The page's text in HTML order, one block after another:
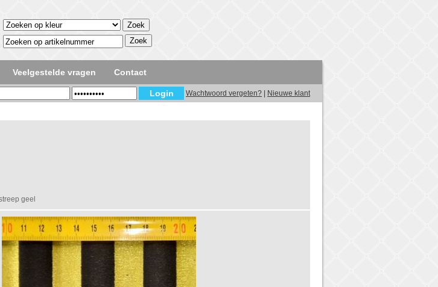
Veelgestelde vragen Contact
Wachtwoord vergeten? Nieuwe klant
geel